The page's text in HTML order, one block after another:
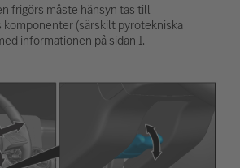
frigörs måste hänsyn tas till
(särskilt pyrotekniska
informationen på sidan 1.